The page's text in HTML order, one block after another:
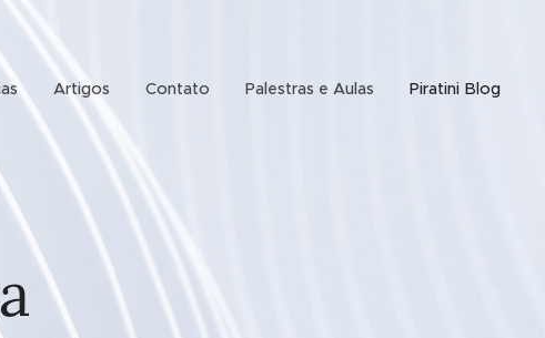
Artigos Contato Palestras e Aulas Piratini Blog